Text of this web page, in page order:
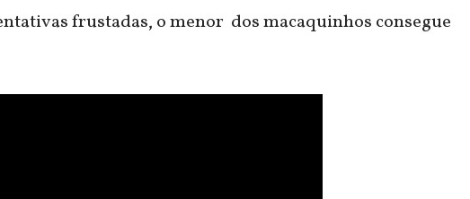
frustadas, o menor dos macaquinhos consegue